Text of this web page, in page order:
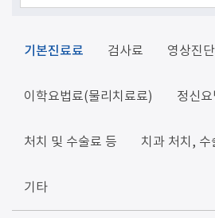
기본진료료 검사료 영상진
이학요법료(물리치료료) 정신
처치 및 수술료 등 치과 처치,
기타